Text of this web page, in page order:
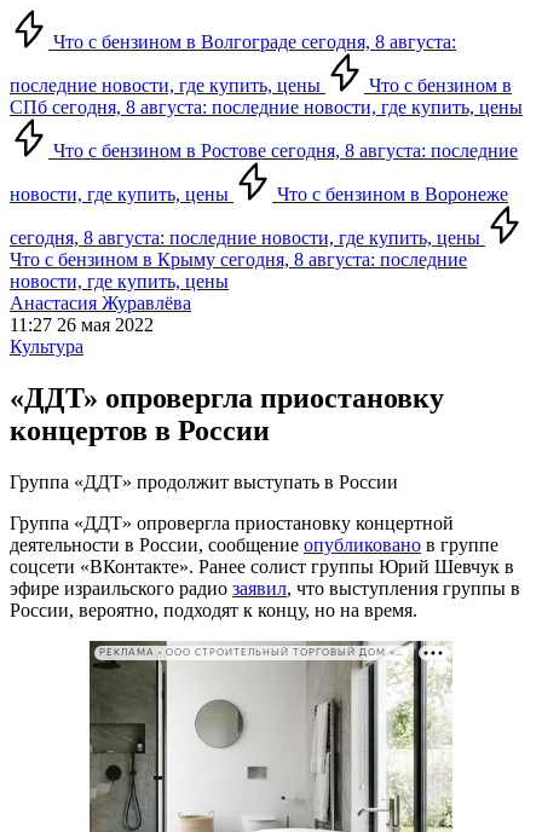
Что с бензином в Волгограде сегодня, 8 августа:
последние новости, где купить, цены
Что с бензином в
СПб сегодня, 8 августа: последние новости, где купить, цены
Что с бензином в Ростове сегодня, 8 августа: последние
новости, где купить, цены Что с бензином в Воронеже
сегодня, 8 августа: последние новости, где купить, цены
Что с бензином в Крыму сегодня, 8 августа: последние
новости, где купить, цены
Анастасия Журавлёва
11:27 26 мая 2022
Культура
«ДДТ» опровергла приостановку
концертов в России
Группа «ДДТ» продолжит выступать в России
Группа «ДДТ» опровергла приостановку концертной
деятельности в России, сообщение опубликовано в группе
соцсети «ВКонтакте». Ранее солист группы Юрий Шевчук в
эфире израильского радио заявил, что выступления группы в
России, вероятно, подходят к концу, но на время.
РЕКЛАМА • ООО СТРОИТЕЛЬНЫЙ ТОРГОВЫЙ ДОМ «ПЕТРОВИЧ». ИНН: 7802348846